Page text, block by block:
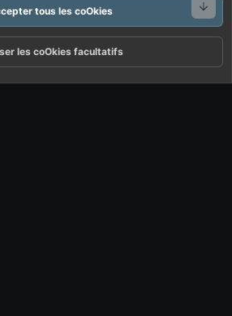
tous les coOkies
les coOkies facultatifs